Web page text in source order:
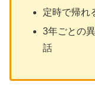
定時で帰れ
3年ごとの
話